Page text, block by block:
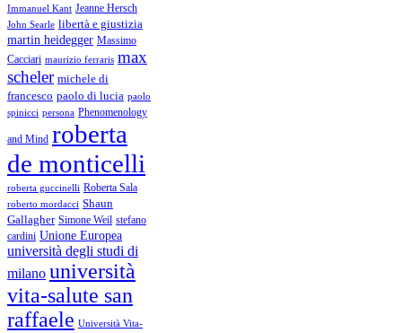
Immanuel Kant Jeanne Hersch
John Searle libertà e giustizia
martin heidegger Massimo
Cacciari maurizio ferraris max
scheler michele di
francesco paolo di lucia paolo
spinicci persona Phenomenology
and Mind roberta
de monticelli
roberta guccinelli Roberta Sala
roberto mordacci Shaun
Gallagher Simone Weil stefano
cardini Unione Europea
università degli studi di
milano università
vita-salute san
raffaele Università Vita-